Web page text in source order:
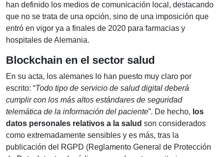
han definido los medios de comunicación local, destacando
que no se trata de una opción, sino de una imposición que
entró en vigor ya a finales de 2020 para farmacias y
hospitales de Alemania.
Blockchain en el sector salud
En su acta, los alemanes lo han puesto muy claro por
escrito: “Todo tipo de servicio de salud digital deberá
cumplir con los más altos estándares de seguridad
telemática de la información del paciente”. De hecho, los
datos personales relativos a la salud son considerados
como extremadamente sensibles y es más, tras la
publicación del RGPD (Reglamento General de Protección